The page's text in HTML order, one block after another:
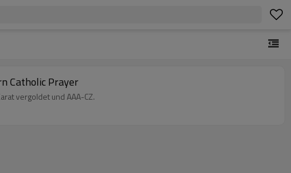
Catholic Prayer
vergoldet und AAA-CZ.